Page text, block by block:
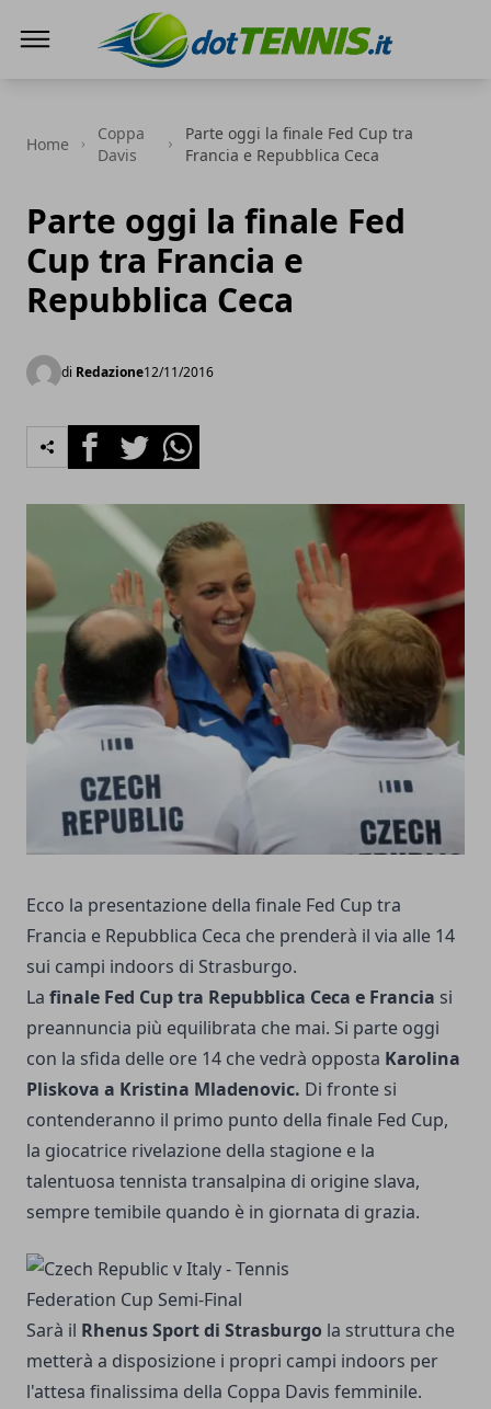
Home
Coppa
Davis
Parte oggi la finale Fed Cup tra
Francia e Repubblica Ceca
Parte oggi la finale Fed
Cup tra Francia e
Repubblica Ceca
di Redazione12/11/2016
FacebookTwitterWhatsapp
Ecco la presentazione della finale Fed Cup tra
Francia e Repubblica Ceca che prenderà il via alle 14
sui campi indoors di Strasburgo.
La finale Fed Cup tra Repubblica Ceca e Francia si
preannuncia più equilibrata che mai. Si parte oggi
con la sfida delle ore 14 che vedrà opposta Karolina
Pliskova a Kristina Mladenovic. Di fronte si
contenderanno il primo punto della finale Fed Cup,
la giocatrice rivelazione della stagione e la
talentuosa tennista transalpina di origine slava,
sempre temibile quando è in giornata di grazia.
Sarà il Rhenus Sport di Strasburgo la struttura che
metterà a disposizione i propri campi indoors per
l'attesa finalissima della Coppa Davis femminile.